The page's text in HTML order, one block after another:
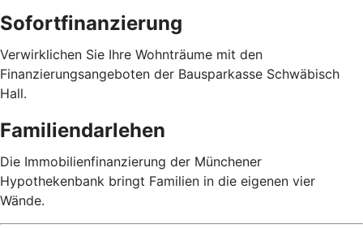
Sofortfinanzierung
Verwirklichen Sie Ihre Wohnträume mit den
Finanzierungsangeboten der Bausparkasse Schwäbisch
Hall.
Familiendarlehen
Die Immobilienfinanzierung der Münchener
Hypothekenbank bringt Familien in die eigenen vier
Wände.